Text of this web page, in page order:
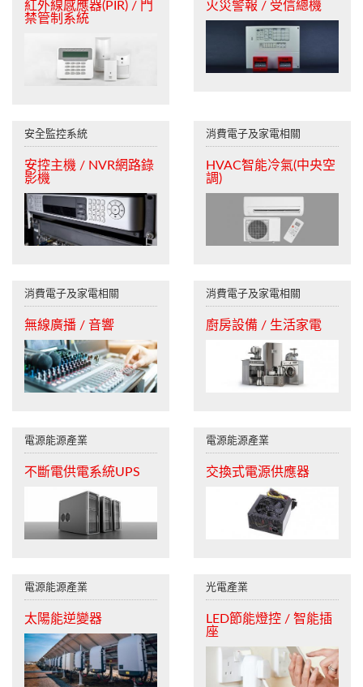
紅外線感應器(PIR) / 門
禁管制系統
火災警報 / 受信總機
安全監控系統
安控主機 / NVR網路錄
影機
消費電子及家電相關
HVAC智能冷氣(中央空
調)
消費電子及家電相關
無線廣播 / 音響
消費電子及家電相關
廚房設備 / 生活家電
電源能源產業
不斷電供電系統UPS
電源能源產業
交換式電源供應器
電源能源產業
太陽能逆變器
光電產業
LED節能燈控 / 智能插
座